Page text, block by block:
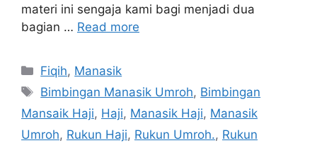
materi ini sengaja kami bagi menjadi dua
bagian … Read more
Categories
Fiqih, Manasik
Tags
Bimbingan Manasik Umroh, Bimbingan
Mansaik Haji, Haji, Manasik Haji, Manasik
Umroh, Rukun Haji, Rukun Umroh., Rukun